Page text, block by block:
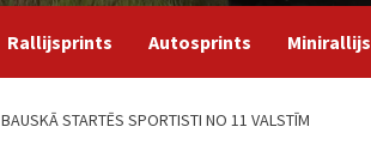
Rallijsprints Autosprints Minirallijs
BAUSKĀ STARTĒS SPORTISTI NO 11 VALSTĪM